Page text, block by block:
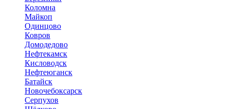
Коломна
Майкоп
Одинцово
Ковров
Домодедово
Нефтекамск
Кисловодск
Нефтеюганск
Батайск
Новочебоксарск
Серпухов